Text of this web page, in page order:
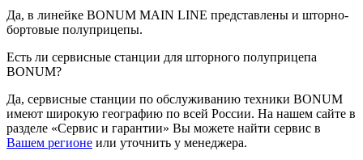
Да, в линейке BONUM MAIN LINE представлены и шторно-
бортовые полуприцепы.
Есть ли сервисные станции для шторного полуприцепа
BONUM?
Да, сервисные станции по обслуживанию техники BONUM
имеют широкую географию по всей России. На нашем сайте в
разделе «Сервис и гарантии» Вы можете найти сервис в
Вашем регионе или уточнить у менеджера.